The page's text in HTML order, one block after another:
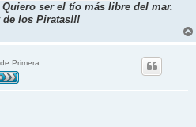
ser el tío más libre del mar.
de los Piratas!!!
Primera